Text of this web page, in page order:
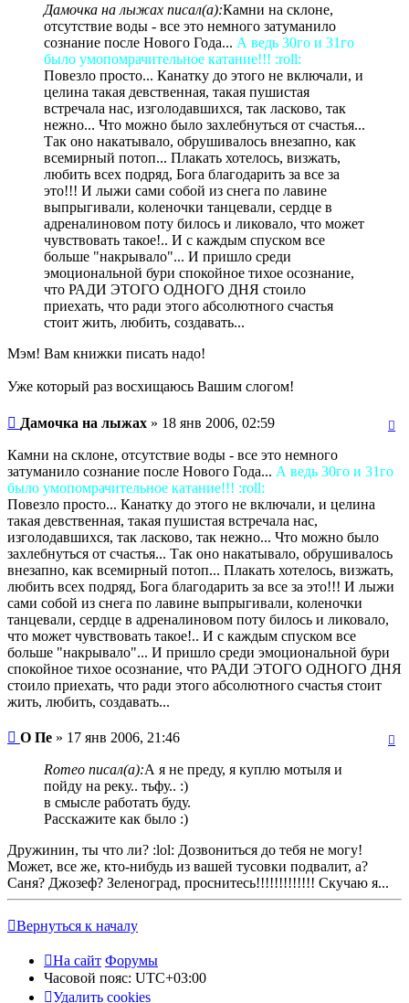
Дамочка на лыжах писал(а):Камни на склоне,
отсутствие воды - все это немного затуманило
сознание после Нового Года... А ведь 30го и 31го
было умопомрачительное катание!!! :roll:
Повезло просто... Канатку до этого не включали, и
целина такая девственная, такая пушистая
встречала нас, изголодавшихся, так ласково, так
нежно... Что можно было захлебнуться от счастья...
Так оно накатывало, обрушивалось внезапно, как
всемирный потоп... Плакать хотелось, визжать,
любить всех подряд, Бога благодарить за все за
это!!! И лыжи сами собой из снега по лавине
выпрыгивали, коленочки танцевали, сердце в
адреналиновом поту билось и ликовало, что может
чувствовать такое!.. И с каждым спуском все
больше "накрывало"... И пришло среди
эмоциональной бури спокойное тихое осознание,
что РАДИ ЭТОГО ОДНОГО ДНЯ стоило
приехать, что ради этого абсолютного счастья
стоит жить, любить, создавать...
Мэм! Вам книжки писать надо!
Уже который раз восхищаюсь Вашим слогом!
Дамочка на лыжах » 18 янв 2006, 02:59
Камни на склоне, отсутствие воды - все это немного
затуманило сознание после Нового Года... А ведь 30го и 31го
было умопомрачительное катание!!! :roll:
Повезло просто... Канатку до этого не включали, и целина
такая девственная, такая пушистая встречала нас,
изголодавшихся, так ласково, так нежно... Что можно было
захлебнуться от счастья... Так оно накатывало, обрушивалось
внезапно, как всемирный потоп... Плакать хотелось, визжать,
любить всех подряд, Бога благодарить за все за это!!! И лыжи
сами собой из снега по лавине выпрыгивали, коленочки
танцевали, сердце в адреналиновом поту билось и ликовало,
что может чувствовать такое!.. И с каждым спуском все
больше "накрывало"... И пришло среди эмоциональной бури
спокойное тихое осознание, что РАДИ ЭТОГО ОДНОГО ДНЯ
стоило приехать, что ради этого абсолютного счастья стоит
жить, любить, создавать...
О Пе » 17 янв 2006, 21:46
Romeo писал(а):А я не преду, я куплю мотыля и
пойду на реку.. тьфу.. :)
в смысле работать буду.
Расскажите как было :)
Дружинин, ты что ли? :lol: Дозвониться до тебя не могу!
Может, все же, кто-нибудь из вашей тусовки подвалит, а?
Саня? Джозеф? Зеленоград, проснитесь!!!!!!!!!!!!! Скучаю я...
Вернуться к началу
На сайт Форумы
Часовой пояс: UTC+03:00
Удалить cookies